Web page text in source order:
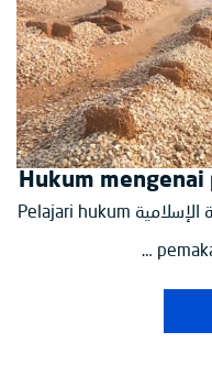
Hukum mengenai
تعلم أحكام الجنائز والقبور وفق الشريعة الإسلامية Pelajari hukum